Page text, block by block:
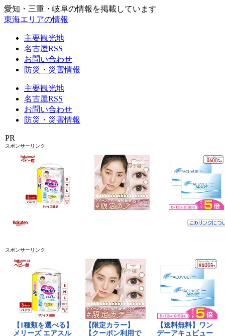
愛知・三重・岐阜の情報を掲載しています
東海エリアの情報
主要観光地
名古屋RSS
お問い合わせ
防災・災害情報
主要観光地
名古屋RSS
お問い合わせ
防災・災害情報
PR
スポンサーリンク
スポンサーリンク